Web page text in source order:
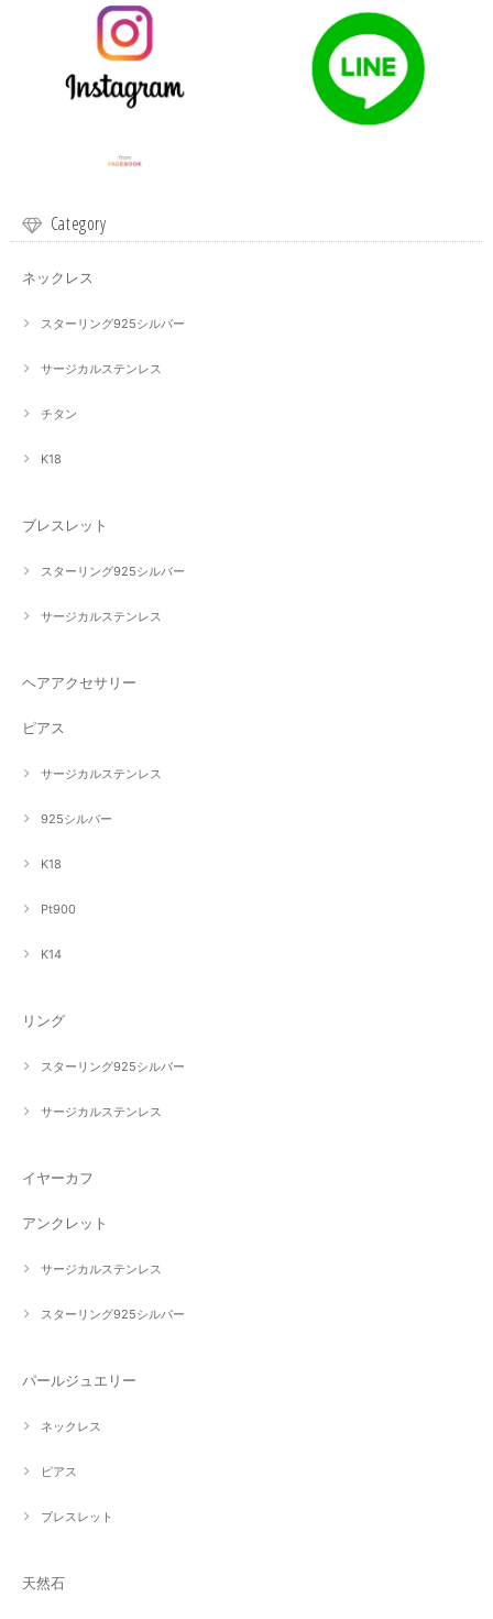
Category
ネックレス
スターリング925シルバー
サージカルステンレス
チタン
K18
ブレスレット
スターリング925シルバー
サージカルステンレス
ヘアアクセサリー
ピアス
サージカルステンレス
925シルバー
K18
Pt900
K14
リング
スターリング925シルバー
サージカルステンレス
イヤーカフ
アンクレット
サージカルステンレス
スターリング925シルバー
パールジュエリー
ネックレス
ピアス
ブレスレット
天然石